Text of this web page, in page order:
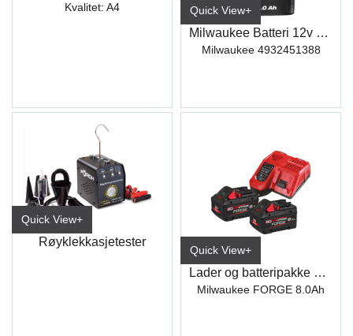
Kvalitet: A4 Quick View+
Milwaukee Batteri 12v 3ah
Milwaukee 4932451388
Quick View+
Røyklekkasjetester
Quick View+
Lader og batteripakke 2x18 V 8,0
Milwaukee FORGE 8.0Ah